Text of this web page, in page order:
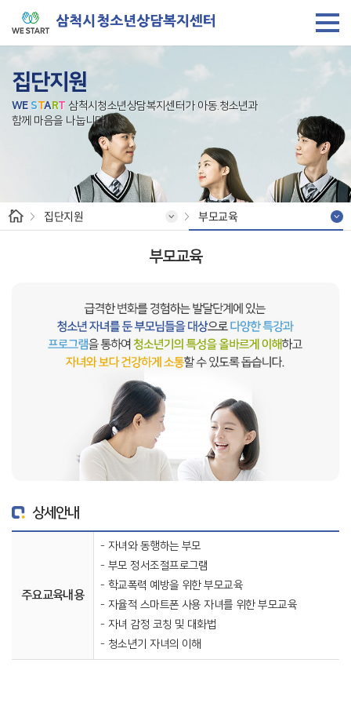
집단지원
WE START 삼척시청소년상담복지센터가 아동.청소년과
함께 마음을 나눕니다!
집단지원 부모교육
부모교육
상세안내
주요교육내용
자녀와 동행하는 부모
부모 정서조절프로그램
학교폭력 예방을 위한 부모교육
자율적 스마트폰 사용 자녀를 위한 부모교육
자녀 감정 코칭 및 대화법
청소년기 자녀의 이해